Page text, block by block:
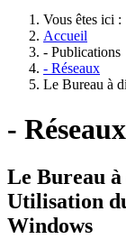
Vous êtes ici :
Accueil
- Publications
- Réseaux
Le Bureau à
- Réseaux
Le Bureau à
Utilisation
Windows